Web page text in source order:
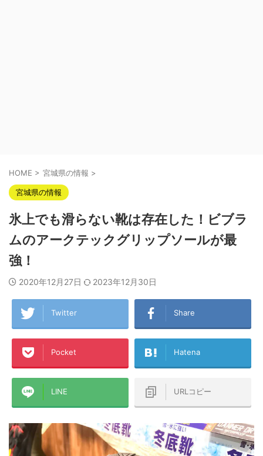
HOME > 宮城県の情報 >
宮城県の情報
氷上でも滑らない靴は存在した！ビブラ
ムのアークテックグリップソールが最
強！
2020年12月27日 2023年12月30日
Twitter Share
Pocket Hatena
LINE URLコピー